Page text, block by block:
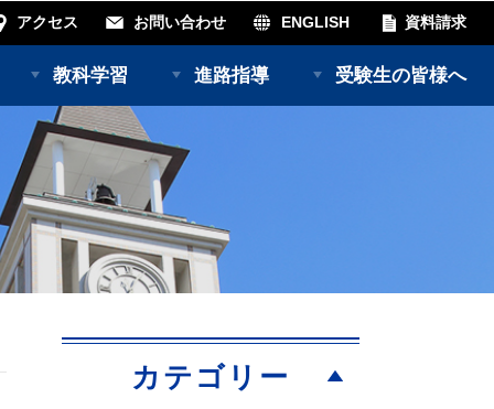
アクセス お問い合わせ ENGLISH 資料請求
教科学習 進路指導 受験生の皆様へ
カテゴリー